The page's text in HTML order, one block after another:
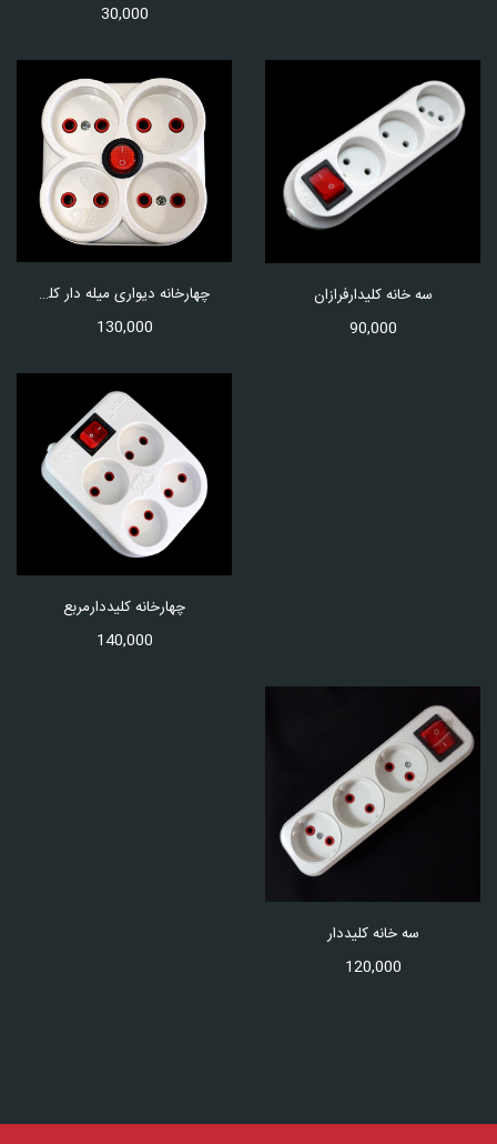
30,000
سه خانه کلیدارفرازان
90,000
چهارخانه دیواری میله دار کلیددار
130,000
چهارخانه کلیددارمربع
140,000
سه خانه کلیددار
120,000